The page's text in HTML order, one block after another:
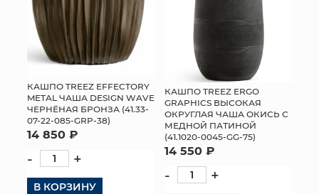
ИСКУССТВЕННЫЕ ЦВЕТЫ
ПАКЕТЫ И СУМКИ
ПОДАРОЧНЫЕ КАРТЫ
ТОРГОВЫЙ ЦЕНТР
ОПТОВЫМ КЛИЕНТАМ
ДОСТАВКА И ОПЛАТА
КАШПО TREEZ EFFECTORY
METAL ЧАША DESIGN WAVE
ЧЕРНЁНАЯ БРОНЗА (41.33-
07-22-085-GRP-38)
14 850 ₽
- +
В КОРЗИНУ
КАШПО TREEZ ERGO
GRAPHICS ВЫСОКАЯ
ОКРУГЛАЯ ЧАША ОКИСЬ С
МЕДНОЙ ПАТИНОЙ
(41.1020-0045-GG-75)
14 550 ₽
- +